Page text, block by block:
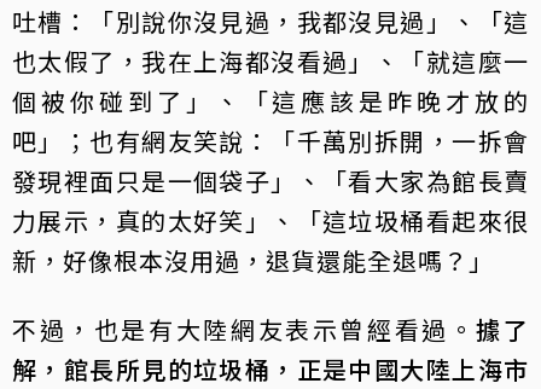
吐槽：「別說你沒見過，我都沒見過」、「這
也太假了，我在上海都沒看過」、「就這麼一
個被你碰到了」、「這應該是昨晚才放的
吧」；也有網友笑說：「千萬別拆開，一拆會
發現裡面只是一個袋子」、「看大家為館長賣
力展示，真的太好笑」、「這垃圾桶看起來很
新，好像根本沒用過，退貨還能全退嗎？」
不過，也是有大陸網友表示曾經看過。據了
解，館長所見的垃圾桶，正是中國大陸上海市